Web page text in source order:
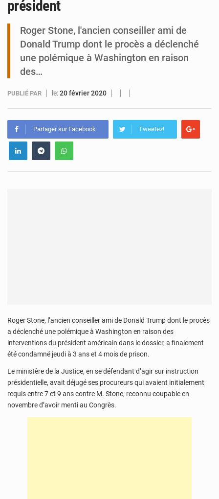
président
Roger Stone, l'ancien conseiller ami de
Donald Trump dont le procès a déclenché
une polémique à Washington en raison
des…
PUBLIÉ PAR le:20 février 2020
Partager sur Facebook Tweetez!
Roger Stone, l’ancien conseiller ami de Donald Trump dont le procès
a déclenché une polémique à Washington en raison des
interventions du président américain dans le dossier, a finalement
été condamné jeudi à 3 ans et 4 mois de prison.
Le ministère de la Justice, en se défendant d’agir sur instruction
présidentielle, avait déjugé ses procureurs qui avaient initialement
requis entre 7 et 9 ans contre M. Stone, reconnu coupable en
novembre d’avoir menti au Congrès.